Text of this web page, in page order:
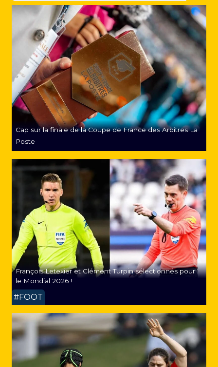
Cap sur la finale de la Coupe de France des Arbitres La
Poste
François Letexier et Clément Turpin sélectionnés pour
le Mondial 2026 !
#FOOT